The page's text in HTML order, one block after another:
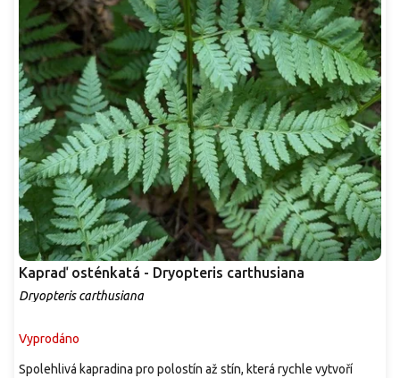
Kapraď osténkatá - Dryopteris carthusiana
Dryopteris carthusiana
Vyprodáno
Spolehlivá kapradina pro polostín až stín, která rychle vytvoří